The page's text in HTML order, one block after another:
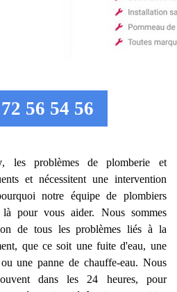
56 54 56
, les problèmes de plomberie et
et nécessitent une intervention
notre équipe de plombiers
là pour vous aider. Nous sommes
de tous les problèmes liés à la
que ce soit une fuite d'eau, une
une panne de chauffe-eau. Nous
dans les 24 heures, pour